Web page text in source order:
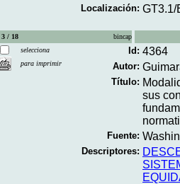
Localización: GT3.1/
3 / 18
bincap
selecciona
para imprimir
Id: 4364
Autor:
Título:
sus
Fuente:
Descriptores: